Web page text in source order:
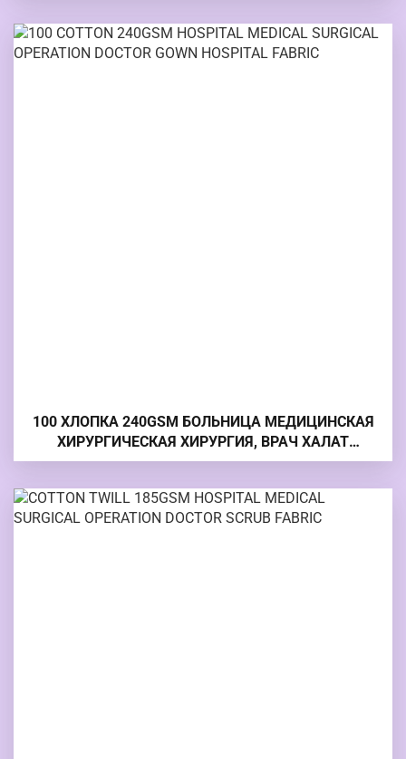
100 ХЛОПКА 240GSM БОЛЬНИЦА МЕДИЦИНСКАЯ
ХИРУРГИЧЕСКАЯ ХИРУРГИЯ, ВРАЧ ХАЛАТ
БОЛЬНИЦЫ